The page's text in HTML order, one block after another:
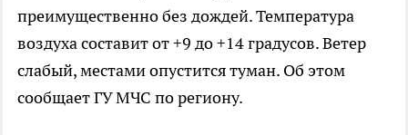
преимущественно без дождей. Температура
воздуха составит от +9 до +14 градусов. Ветер
слабый, местами опустится туман. Об этом
сообщает ГУ МЧС по региону.